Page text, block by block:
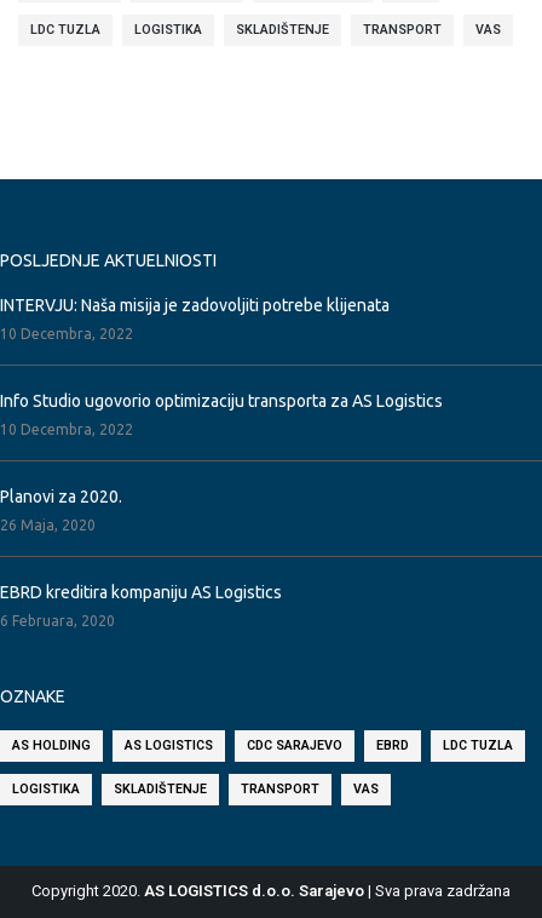
LDC TUZLA LOGISTIKA SKLADIŠTENJE TRANSPORT VAS
POSLJEDNJE AKTUELNIOSTI
INTERVJU: Naša misija je zadovoljiti potrebe klijenata
10 Decembra, 2022
Info Studio ugovorio optimizaciju transporta za AS Logistics
10 Decembra, 2022
Planovi za 2020.
26 Maja, 2020
EBRD kreditira kompaniju AS Logistics
6 Februara, 2020
OZNAKE
AS HOLDING AS LOGISTICS CDC SARAJEVO EBRD LDC TUZLA
LOGISTIKA SKLADIŠTENJE TRANSPORT VAS
Copyright 2020. AS LOGISTICS d.o.o. Sarajevo | Sva prava zadržana